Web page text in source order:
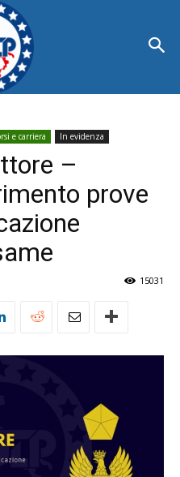
e carriera In evidenza
–
prove
15031